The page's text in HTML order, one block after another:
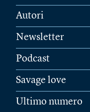
Autori
Newsletter
Podcast
Savage love
Ultimo numero